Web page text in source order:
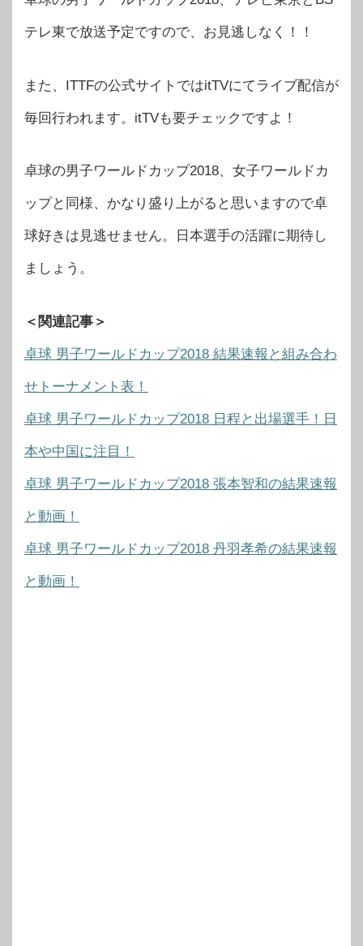
テレ東で放送予定ですので、お見逃しなく！！
また、ITTFの公式サイトではitTVにてライブ配信が
毎回行われます。itTVも要チェックですよ！
卓球の男子ワールドカップ2018、女子ワールドカ
ップと同様、かなり盛り上がると思いますので卓
球好きは見逃せません。日本選手の活躍に期待し
ましょう。
＜関連記事＞
卓球 男子ワールドカップ2018 結果速報と組み合わ
せトーナメント表！
卓球 男子ワールドカップ2018 日程と出場選手！日
本や中国に注目！
卓球 男子ワールドカップ2018 張本智和の結果速報
と動画！
卓球 男子ワールドカップ2018 丹羽孝希の結果速報
と動画！